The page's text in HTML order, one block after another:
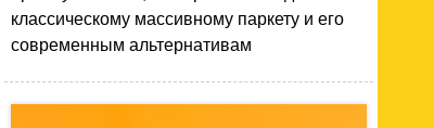
классическому массивному паркету и его
современным альтернативам